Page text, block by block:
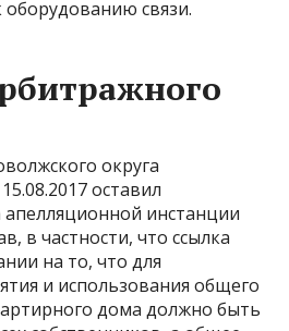
оборудованию связи.
округа
оставил
апелляционной инстанции
в частности, что ссылка
на то, что для
и использования общего
дома должно быть